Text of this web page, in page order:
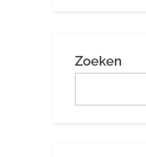
Zoeken